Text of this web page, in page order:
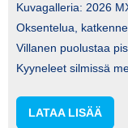
Kuvagalleria: 2026
Oksentelua,
Villanen puolustaa
Kyyneleet silmissä
LATAA LISÄÄ